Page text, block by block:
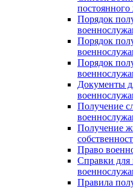
Порядок
Порядок
Порядок
Документы
Получение
Получение
Право
Справки для
Правила